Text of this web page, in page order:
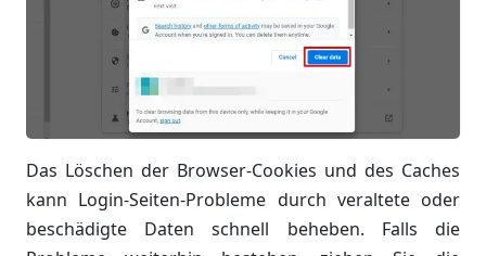
Das Löschen der Browser-Cookies und des Caches
kann Login-Seiten-Probleme durch veraltete oder
beschädigte Daten schnell beheben. Falls die